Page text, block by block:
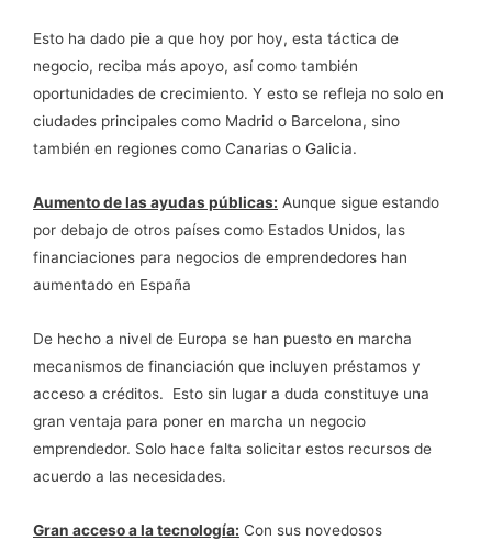
Esto ha dado pie a que hoy por hoy, esta táctica de
negocio, reciba más apoyo, así como también
oportunidades de crecimiento. Y esto se refleja no solo en
ciudades principales como Madrid o Barcelona, sino
también en regiones como Canarias o Galicia.
Aumento de las ayudas públicas: Aunque sigue estando
por debajo de otros países como Estados Unidos, las
financiaciones para negocios de emprendedores han
aumentado en España
De hecho a nivel de Europa se han puesto en marcha
mecanismos de financiación que incluyen préstamos y
acceso a créditos. Esto sin lugar a duda constituye una
gran ventaja para poner en marcha un negocio
emprendedor. Solo hace falta solicitar estos recursos de
acuerdo a las necesidades.
Gran acceso a la tecnología: Con sus novedosos